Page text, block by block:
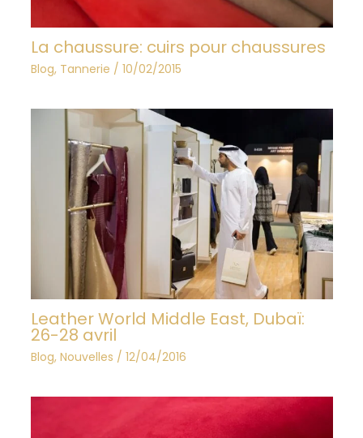
La chaussure: cuirs pour chaussures
Blog, Tannerie / 10/02/2015
Leather World Middle East, Dubaï:
26-28 avril
Blog, Nouvelles / 12/04/2016